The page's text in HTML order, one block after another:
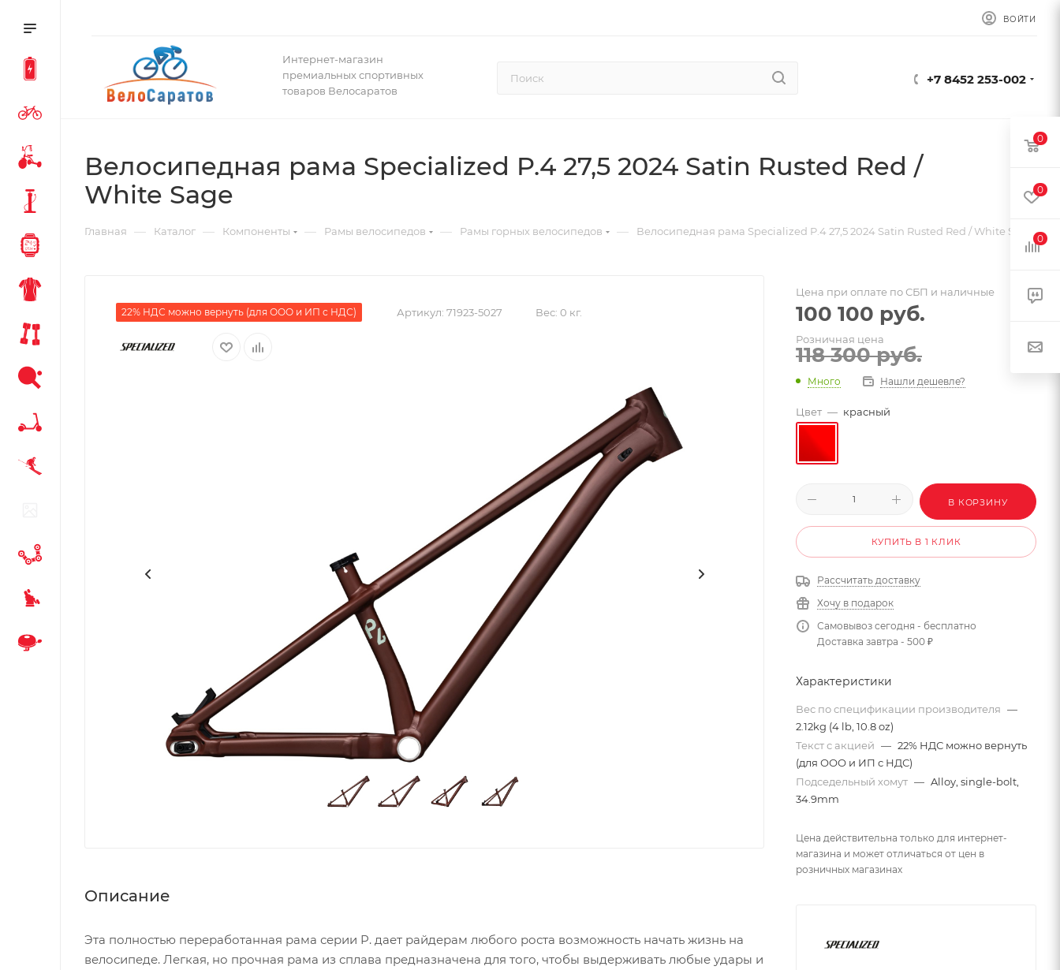
ВОЙТИ
Интернет-магазин
премиальных спортивных
товаров Велосаратов
+7 8452 253-002
Велосипедная рама Specialized P.4 27,5 2024 Satin Rusted Red /
White Sage
Главная — Каталог — Компоненты — Рамы велосипедов — Рамы горных велосипедов — Велосипедная рама Specialized P.4 27,5 2024 Satin Rusted Red / White Sage
22% НДС можно вернуть (для ООО и ИП с НДС) Артикул: 71923-5027 Вес: 0 кг.
Описание
Эта полностью переработанная рама серии P. дает райдерам любого роста возможность начать жизнь на
велосипеде. Легкая, но прочная рама из сплава предназначена для того, чтобы выдерживать любые удары и
Цена при оплате по СБП и наличные
100 100 руб.
Розничная цена
118 300руб.
Много Нашли дешевле?
Цвет — красный
В КОРЗИНУ
КУПИТЬ В 1 КЛИК
Рассчитать доставку
Хочу в подарок
Самовывоз сегодня - бесплатно
Доставка завтра - 500 ₽
Характеристики
Вес по спецификации производителя —
2.12kg (4 lb, 10.8 oz)
Текст с акцией — 22% НДС можно вернуть
(для ООО и ИП с НДС)
Подседельный хомут — Alloy, single-bolt,
34.9mm
Цена действительна только для интернет-
магазина и может отличаться от цен в
розничных магазинах
0
0
0